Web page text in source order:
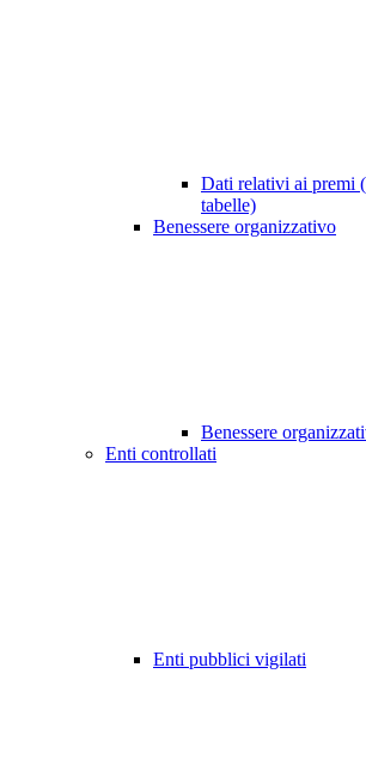
Dati relativi ai premi
tabelle)
Benessere organizzativo
Benessere
Enti controllati
Enti pubblici vigilati